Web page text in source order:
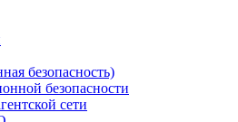
безопасность)
безопасности
сети